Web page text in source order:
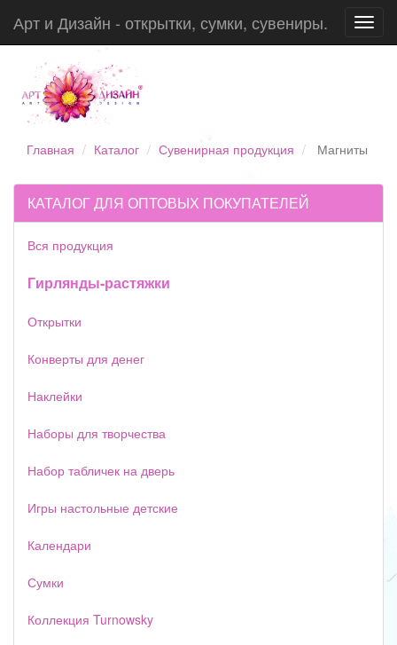
Арт и Дизайн - открытки, сумки, сувениры.
Главная Каталог Сувенирная продукция Магниты
КАТАЛОГ ДЛЯ ОПТОВЫХ ПОКУПАТЕЛЕЙ
Вся продукция
Гирлянды-растяжки
Открытки
Конверты для денег
Наклейки
Наборы для творчества
Набор табличек на дверь
Игры настольные детские
Календари
Сумки
Коллекция Turnowsky